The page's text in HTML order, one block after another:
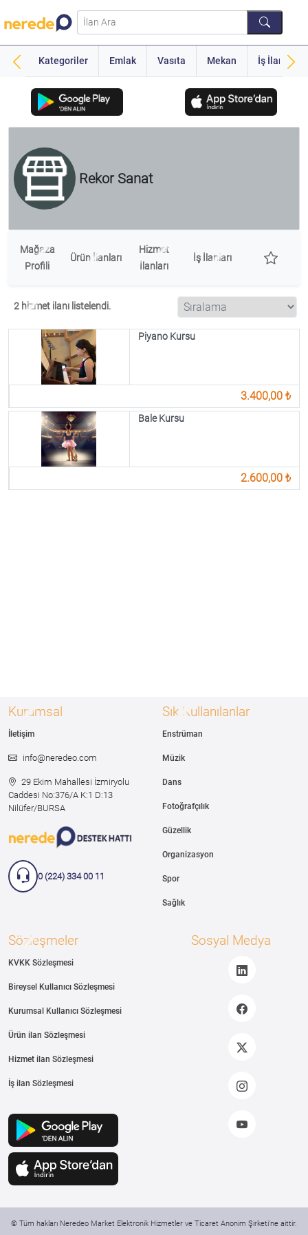
Kategoriler Emlak Vasıta Mekan İş İlanı
Rekor Sanat
Mağaza
Profili
Ürün İlanları
Hizmet
İlanları
İş İlanları
2 hizmet ilanı listelendi.
Piyano Kursu
3.400,00 ₺
Bale Kursu
2.600,00 ₺
Kurumsal
İletişim
info@neredeo.com
29 Ekim Mahallesi İzmiryolu
Caddesi No:376/A K:1 D:13
Nilüfer/BURSA
0 (224) 334 00 11
Sık Kullanılanlar
Enstrüman
Müzik
Dans
Fotoğrafçılık
Güzellik
Organizasyon
Spor
Sağlık
Sözleşmeler
KVKK Sözleşmesi
Bireysel Kullanıcı Sözleşmesi
Kurumsal Kullanıcı Sözleşmesi
Ürün ilan Sözleşmesi
Hizmet ilan Sözleşmesi
İş ilan Sözleşmesi
Sosyal Medya
© Tüm hakları Neredeo Market Elektronik Hizmetler ve Ticaret Anonim Şirketi'ne aittir.